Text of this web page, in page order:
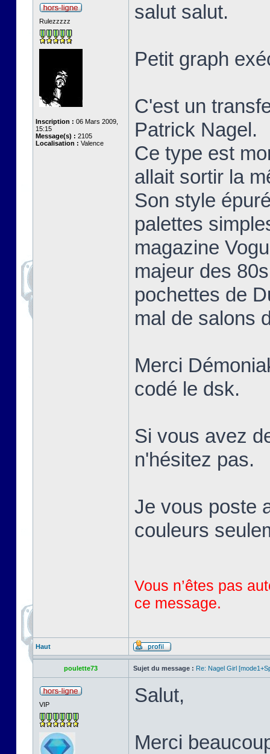
Rulezzzzz
Inscription : 06 Mars 2009,
15:15
Message(s) : 2105
Localisation : Valence
salut salut.
Petit graph
C'est un
Patrick Nagel.
Ce type est
allait sortir la
Son style
palettes
magazine
majeur des
pochettes de
mal de salons
Merci
codé le dsk.
Si vous avez
n'hésitez pas.
Je vous poste
couleurs
Vous n’êtes pas
ce message.
Haut
poulette73 Sujet du message : Re: Nagel Girl
VIP Salut,
Merci